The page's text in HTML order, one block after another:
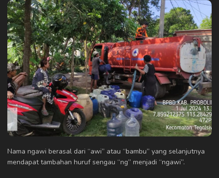
Nama ngawi berasal dari “awi” atau “bambu” yang selanjutnya
mendapat tambahan huruf sengau “ng” menjadi “ngawi”.